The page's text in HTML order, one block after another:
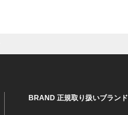
BRAND 正規取り扱いブランド